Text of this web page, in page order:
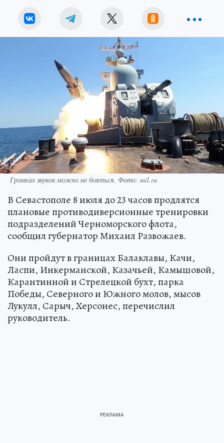
Громких звуков можно не бояться. Фото: mil.ru
В Севастополе 8 июля до 23 часов продлятся
плановые противодиверсионные тренировки
подразделений Черноморского флота,
сообщил губернатор Михаил Развожаев.
Они пройдут в границах Балаклавы, Качи,
Ласпи, Инкерманской, Казачьей, Камышовой,
Карантинной и Стрелецкой бухт, парка
Победы, Северного и Южного молов, мысов
Лукулл, Сарыч, Херсонес, перечислил
руководитель.